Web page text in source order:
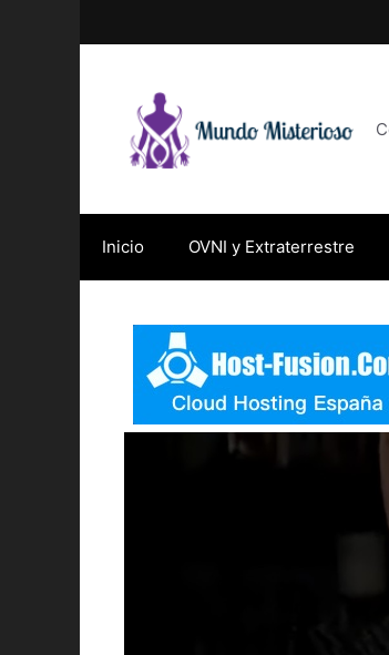
Inicio OVNI y Extraterrestre